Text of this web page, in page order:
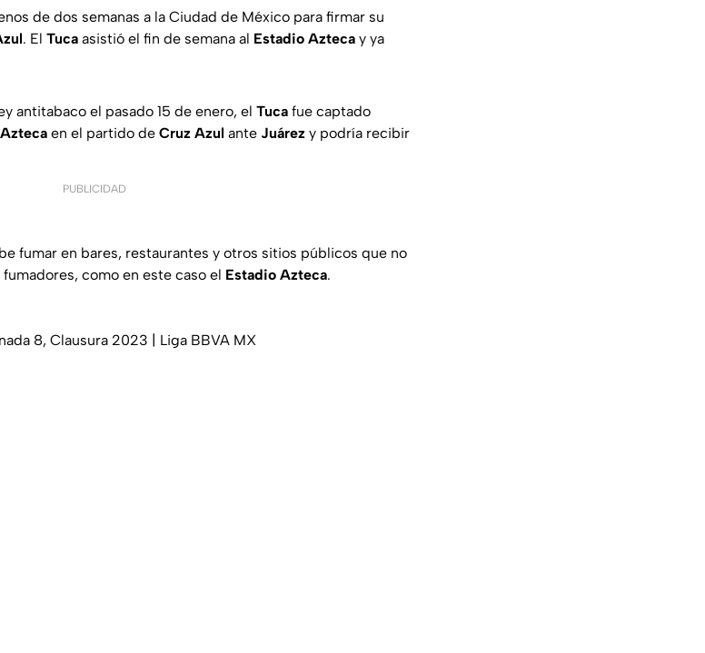
de dos semanas a la Ciudad de México para firmar su
. El Tuca asistió el fin de semana al Estadio Azteca y ya
antitabaco el pasado 15 de enero, el Tuca fue captado
en el partido de Cruz Azul ante Juárez y podría recibir
PUBLICIDAD
fumar en bares, restaurantes y otros sitios públicos que no
como en este caso el Estadio Azteca.
8, Clausura 2023 | Liga BBVA MX